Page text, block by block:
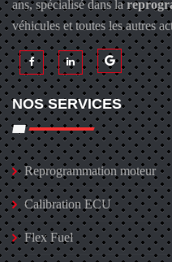
ans, spécialisé dans la
véhicules et toutes les autres
NOS SERVICES
Reprogrammation moteur
Calibration ECU
Flex Fuel